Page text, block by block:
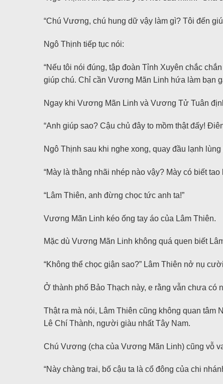
“Chú Vương, chú hung dữ vậy làm gì? Tôi đến
Ngô Thịnh tiếp tục nói:
“Nếu tôi nói đúng, tập đoàn Tỉnh Xuyên chắc
giúp chú. Chỉ cần Vương Mãn Linh hứa làm bạn
Ngay khi Vương Mãn Linh và Vương Tử Tuân
“Anh giúp sao? Cậu chủ đây to mồm thật đấy!
Ngô Thịnh sau khi nghe xong, quay đầu lạnh
“Mày là thằng nhãi nhép nào vậy? Mày có biết tao
“Lâm Thiên, anh đừng chọc tức anh ta!”
Vương Mãn Linh kéo ống tay áo của Lâm Thiên.
Mặc dù Vương Mãn Linh không quá quen biết
“Không thể chọc giận sao?” Lâm Thiên nở nụ
Ở thành phố Bảo Thạch này, e rằng vẫn chưa có
Thật ra mà nói, Lâm Thiên cũng không quan
Lê Chí Thành, người giàu nhất Tây Nam.
Chú Vương (cha của Vương Mãn Linh) cũng vỗ
“Này chàng trai, bố cậu ta là cổ đông của chi